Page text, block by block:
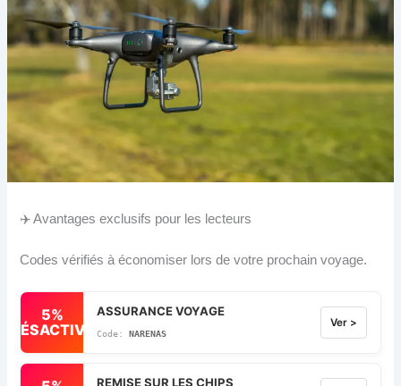
✈️ Avantages exclusifs pour les lecteurs
Codes vérifiés à économiser lors de votre prochain voyage.
5%
DÉSACTIVÉ
ASSURANCE VOYAGE
NARENAS
Ver >
REMISE SUR LES CHIPS